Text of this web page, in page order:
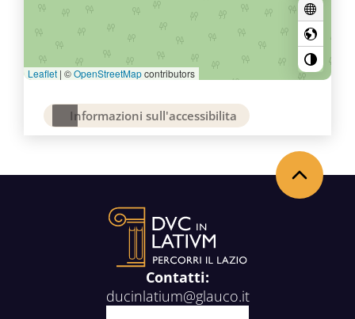
Leaflet | ©OpenStreetMapcontributors
Informazioni sull'accessibilita
Contatti:
ducinlatium@glauco.it
Back to the top